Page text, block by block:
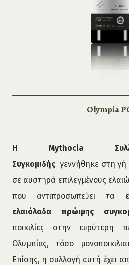
Olympia
Η Mythocia
Συγκομιδήςγεννήθηκε στη γή
σε αυστηρά επιλεγμένους
που αντιπροσωπεύει τα
ελαιόλαδα πρώιμης
ποικιλίες στην ευρύτερη
Ολυμπίας, τόσο
Επίσης, η συλλογή αυτή έχει